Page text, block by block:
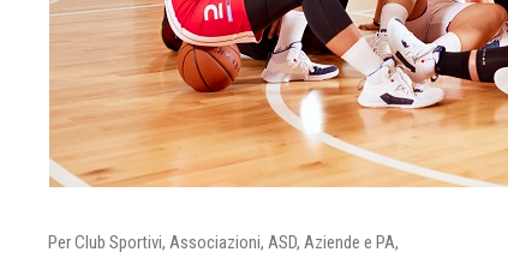
Per Club Sportivi, Associazioni, ASD, Aziende e PA,